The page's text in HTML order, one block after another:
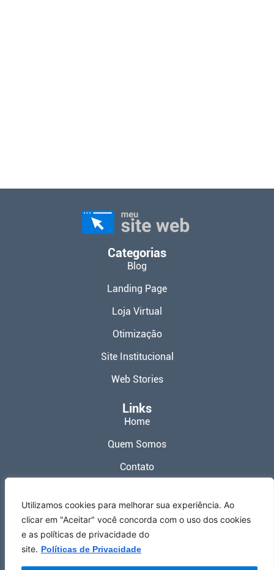
Utilizamos cookies para melhorar sua experiência. Ao
clicar em "Aceitar" você concorda com o uso dos cookies
e as políticas de privacidade do
site. Políticas de Privacidade
Categorias
Blog
Landing Page
Loja Virtual
Otimização
Site Institucional
Web Stories
Links
Home
Quem Somos
Contato
Termos de Uso
Redes Sociais